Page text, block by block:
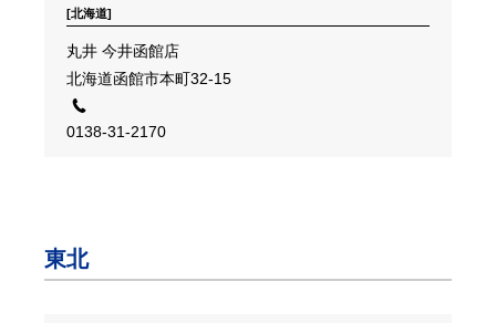
[北海道]
丸井 今井函館店
北海道函館市本町32-15
0138-31-2170
東北